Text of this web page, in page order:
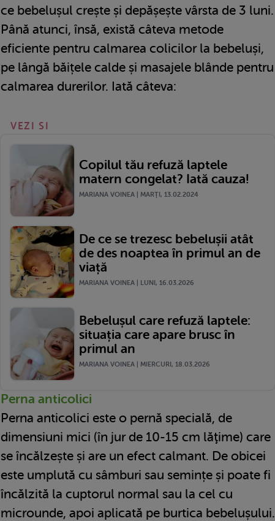
ce bebelușul crește și depășește vârsta de 3 luni.
Până atunci, însă, există câteva metode
eficiente pentru calmarea colicilor la bebeluși,
pe lângă băițele calde și masajele blânde pentru
calmarea durerilor. Iată câteva:
VEZI SI
Copilul tău refuză laptele
matern congelat? Iată cauza!
MARIANA VOINEA | MARŢI, 13.02.2024
De ce se trezesc bebelușii atât
de des noaptea în primul an de
viață
MARIANA VOINEA | LUNI, 16.03.2026
Bebelușul care refuză laptele:
situația care apare brusc în
primul an
MARIANA VOINEA | MIERCURI, 18.03.2026
Perna anticolici
Perna anticolici este o pernă specială, de
dimensiuni mici (în jur de 10-15 cm lăţime) care
se încălzește și are un efect calmant. De obicei
este umplută cu sâmburi sau semințe și poate fi
încălzită la cuptorul normal sau la cel cu
microunde, apoi aplicată pe burtica bebelușului.